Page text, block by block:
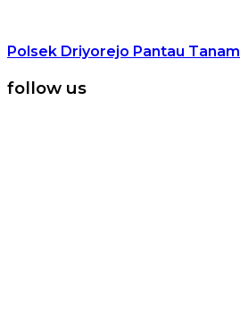
Polsek Driyorejo Pantau
follow us